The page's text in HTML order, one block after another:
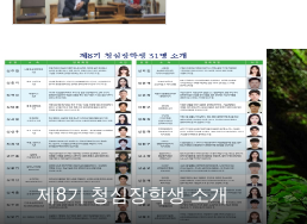
제8기 청심장학생 소개